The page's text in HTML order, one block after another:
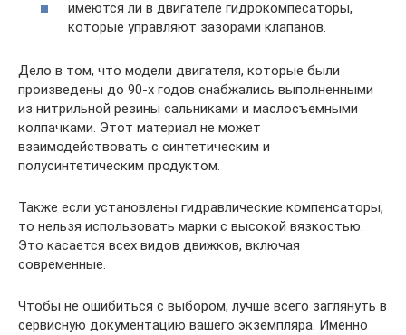
имеются ли в двигателе гидрокомпесаторы,
которые управляют зазорами клапанов.
Дело в том, что модели двигателя, которые были
произведены до 90-х годов снабжались выполненными
из нитрильной резины сальниками и маслосъемными
колпачками. Этот материал не может
взаимодействовать с синтетическим и
полусинтетическим продуктом.
Также если установлены гидравлические компенсаторы,
то нельзя использовать марки с высокой вязкостью.
Это касается всех видов движков, включая
современные.
Чтобы не ошибиться с выбором, лучше всего заглянуть в
сервисную документацию вашего экземпляра. Именно